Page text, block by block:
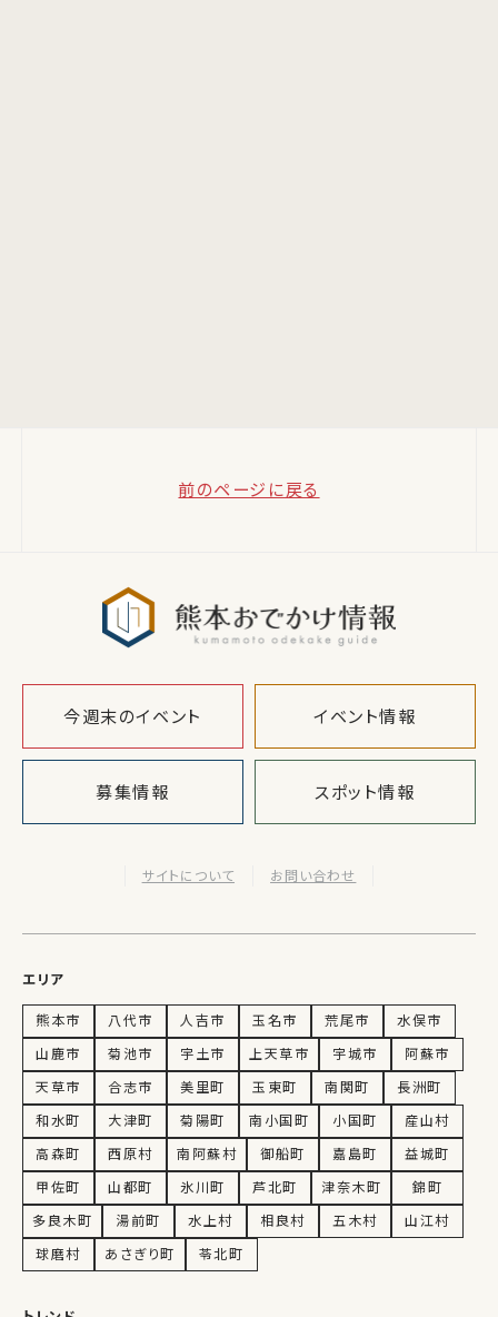
前のページに戻る
今週末のイベント イベント情報
募集情報 スポット情報
サイトについて お問い合わせ
エリア
熊本市 八代市 人吉市 玉名市 荒尾市
水俣市
山鹿市
菊池市 宇土市 上天草市 宇城市
阿蘇市
天草市
合志市 美里町 玉東町 南関町
長洲町
和水町
大津町 菊陽町 南小国町 小国町
産山村
高森町
西原村 南阿蘇村 御船町 嘉島町
益城町
甲佐町
山都町 氷川町 芦北町 津奈木町
錦町
多良木町
湯前町 水上村 相良村 五木村
山江村
球磨村
あさぎり町 苓北町